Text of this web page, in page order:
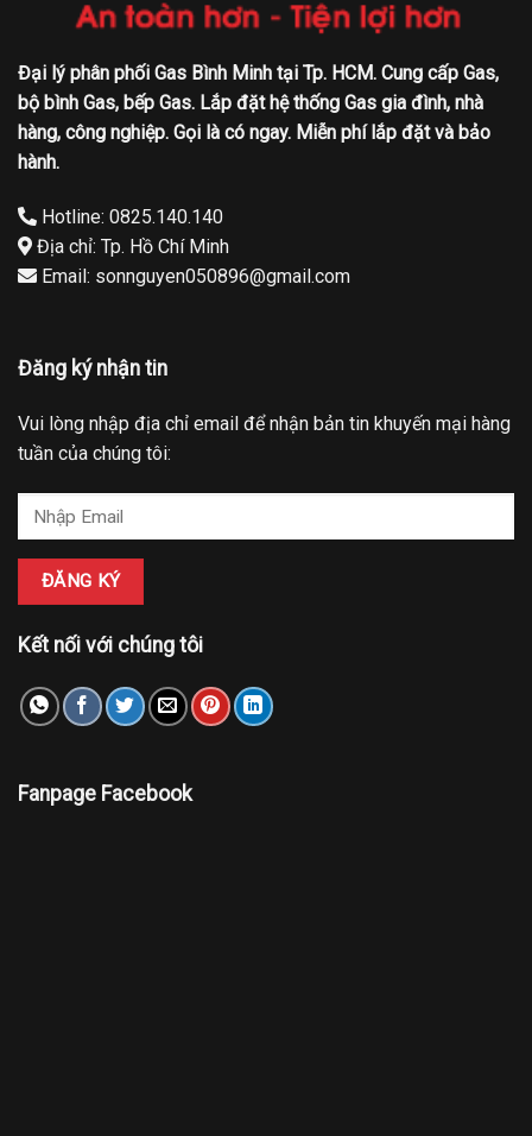
Đại lý phân phối Gas Bình Minh tại Tp. HCM. Cung cấp Gas,
bộ bình Gas, bếp Gas. Lắp đặt hệ thống Gas gia đình, nhà
hàng, công nghiệp. Gọi là có ngay. Miễn phí lắp đặt và bảo
hành.
Hotline: 0825.140.140
Địa chỉ: Tp. Hồ Chí Minh
Email: sonnguyen050896@gmail.com
Đăng ký nhận tin
Vui lòng nhập địa chỉ email để nhận bản tin khuyến mại hàng
tuần của chúng tôi:
Kết nối với chúng tôi
Fanpage Facebook